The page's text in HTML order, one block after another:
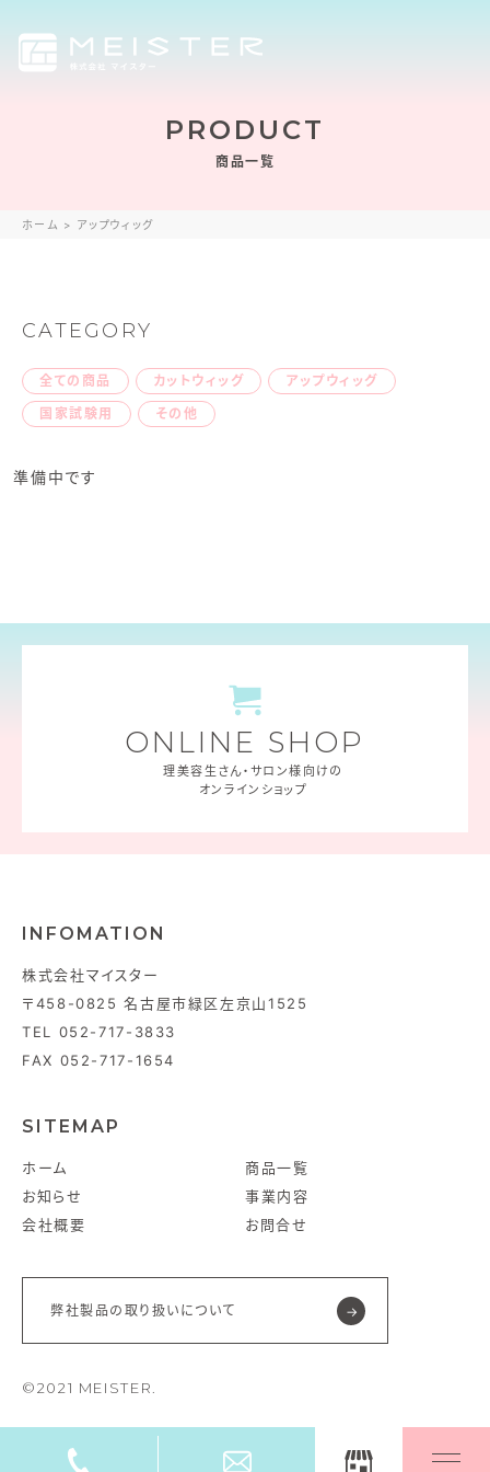
PRODUCT
商品一覧
ホーム > アップウィッグ
CATEGORY
全ての商品 カットウィッグ
アップウィッグ
国家試験用
その他
準備中です
ONLINE SHOP
理美容生さん・サロン様向けの
オンラインショップ
INFOMATION
株式会社マイスター
〒458-0825 名古屋市緑区左京山1525
TEL 052-717-3833
FAX 052-717-1654
SITEMAP
ホーム
商品一覧
お知らせ
事業内容
会社概要
お問合せ
弊社製品の取り扱いについて
©2021 MEISTER.